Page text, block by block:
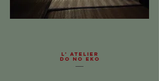
L' ATELIER
DO NO EKO